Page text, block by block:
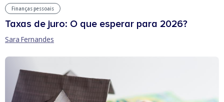
Finanças pessoais
Taxas de juro: O que esperar para 2026?
Sara Fernandes